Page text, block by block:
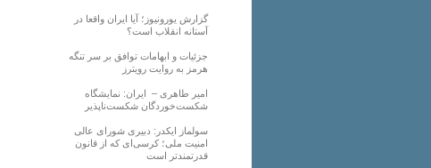
گزارش یورونیوز؛ آیا ایران واقعا در
آستانه انقلاب است؟
جزئیات و ابهامات توافق بر سر تنگه
هرمز به روایت رویترز
امیر طاهری – ایران: نمایشگاه
شکست‌خوردگان شکست‌ناپذیر
سولماز ایکدر: دبیری شورای عالی
امنیت ملی؛ کرسی‌ای که از قانون
قدرتمندتر است